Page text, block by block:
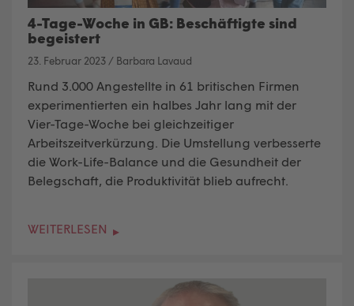
4-Tage-Woche in GB: Beschäftigte sind
begeistert
23. Februar 2023 / Barbara Lavaud
Rund 3.000 Angestellte in 61 britischen Firmen
experimentierten ein halbes Jahr lang mit der
Vier-Tage-Woche bei gleichzeitiger
Arbeitszeitverkürzung. Die Umstellung verbesserte
die Work-Life-Balance und die Gesundheit der
Belegschaft, die Produktivität blieb aufrecht.
WEITERLESEN